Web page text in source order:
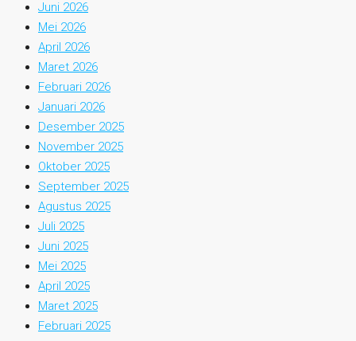
Juni 2026
Mei 2026
April 2026
Maret 2026
Februari 2026
Januari 2026
Desember 2025
November 2025
Oktober 2025
September 2025
Agustus 2025
Juli 2025
Juni 2025
Mei 2025
April 2025
Maret 2025
Februari 2025